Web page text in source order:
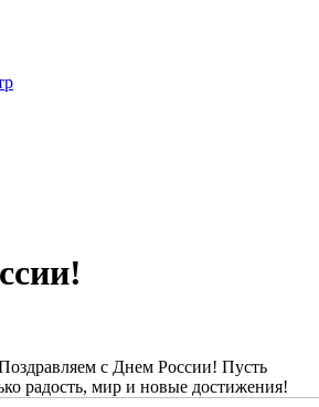
с Днем России! Пусть
радость, мир и новые достижения!